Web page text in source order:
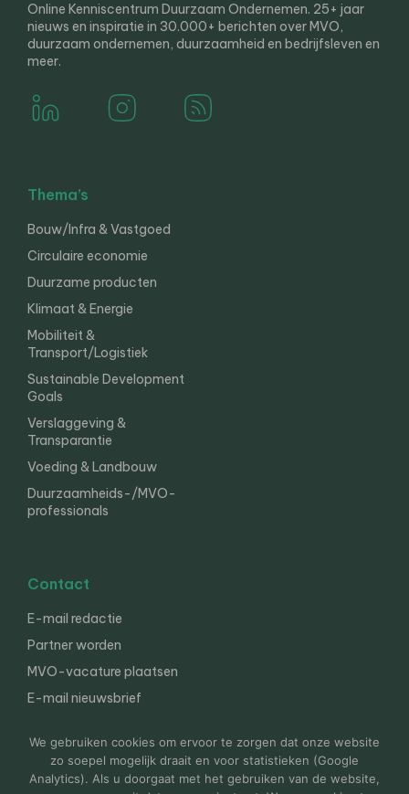
Online Kenniscentrum Duurzaam Ondernemen. 25+ jaar
nieuws en inspiratie in 30.000+ berichten over MVO,
duurzaam ondernemen, duurzaamheid en bedrijfsleven en
meer.
Thema’s
Bouw/Infra & Vastgoed
Circulaire economie
Duurzame producten
Klimaat & Energie
Mobiliteit &
Transport/Logistiek
Sustainable Development
Goals
Verslaggeving &
Transparantie
Voeding & Landbouw
Duurzaamheids-/MVO-
professionals
Contact
E-mail redactie
Partner worden
MVO-vacature plaatsen
E-mail nieuwsbrief
We gebruiken cookies om ervoor te zorgen dat onze website
zo soepel mogelijk draait en voor statistieken (Google
Analytics). Als u doorgaat met het gebruiken van de website,